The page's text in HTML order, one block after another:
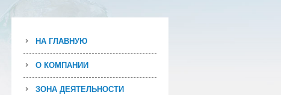
НА ГЛАВНУЮ
О КОМПАНИИ
ЗОНА ДЕЯТЕЛЬНОСТИ